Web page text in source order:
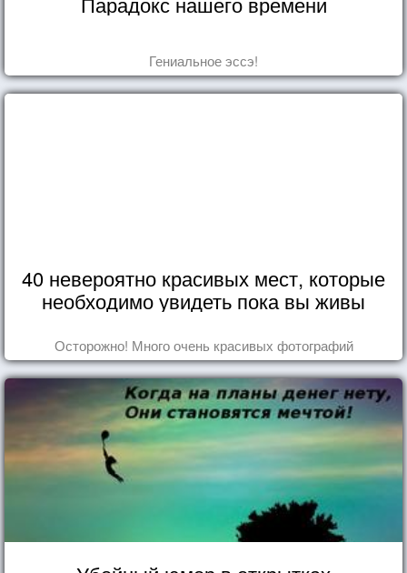
Гениальное эссэ!
40 невероятно красивых мест, которые
необходимо увидеть пока вы живы
Осторожно! Много очень красивых фотографий